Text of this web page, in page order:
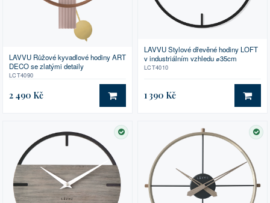
LAVVU Růžové kyvadlové hodiny ART
DECO se zlatými detaily
LCT4090
2 490 Kč DO KOŠÍKU
LAVVU Stylové dřevěné hodiny LOFT
v industriálním vzhledu ⌀35cm
LCT4010
1 390 Kč DO
SKLADEM